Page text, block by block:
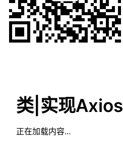
类|实现Axios
正在加载内容...